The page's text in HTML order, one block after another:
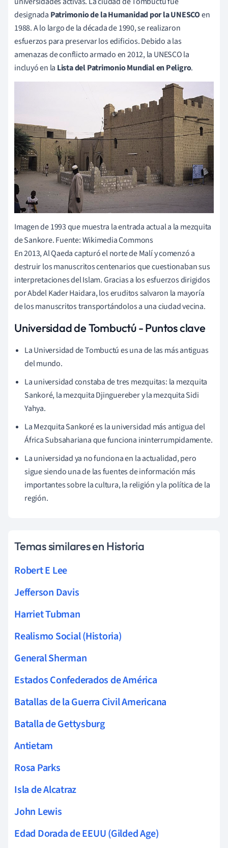
designada Patrimonio de la Humanidad por la UNESCOen
1988. A lo largo de la década de 1990, se realizaron
esfuerzos para preservar los edificios. Debido a las
amenazas de conflicto armado en 2012, la UNESCO la
incluyó en la Lista del Patrimonio Mundial en Peligro.
Imagen de 1993 que muestra la entrada actual a la mezquita
de Sankore. Fuente: Wikimedia Commons
En 2013, Al Qaeda capturó el norte de Malí y comenzó a
destruir los manuscritos centenarios que cuestionaban sus
interpretaciones del Islam. Gracias a los esfuerzos dirigidos
por Abdel Kader Haidara, los eruditos salvaron la mayoría
de los manuscritos transportándolos a una ciudad vecina.
Universidad de Tombuctú - Puntos clave
La Universidad de Tombuctú es una de las más antiguas
del mundo.
La universidad constaba de tres mezquitas: la mezquita
Sankoré, la mezquita Djinguereber y la mezquita Sidi
Yahya.
La Mezquita Sankoré es la universidad más antigua del
África Subsahariana que funciona ininterrumpidamente.
La universidad ya no funciona en la actualidad, pero
sigue siendo una de las fuentes de información más
importantes sobre la cultura, la religión y la política de la
región.
Temas similares en Historia
Robert E Lee
Jefferson Davis
Harriet Tubman
Realismo Social (Historia)
General Sherman
Estados Confederados de América
Batallas de la Guerra Civil Americana
Batalla de Gettysburg
Antietam
Rosa Parks
Isla de Alcatraz
John Lewis
Edad Dorada de EEUU (Gilded Age)